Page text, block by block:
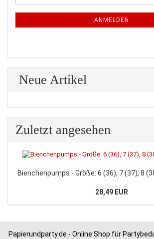
NEWSLETTER-
Mail
ANMELDEN
Neue Artikel
Zuletzt angesehen
Bienchenpumps - Größe: 6 (36), 7 (37), 8
28,49 EUR
Papierundparty.de - Online Shop für